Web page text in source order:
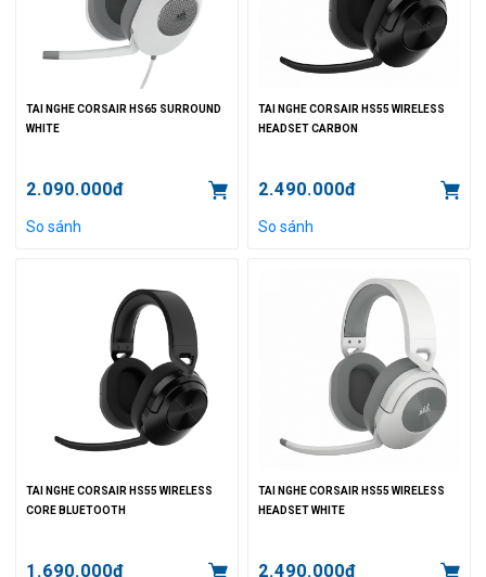
TAI NGHE CORSAIR HS65 SURROUND
WHITE
2.090.000đ
So sánh
TAI NGHE CORSAIR HS55 WIRELESS
HEADSET CARBON
2.490.000đ
So sánh
TAI NGHE CORSAIR HS55 WIRELESS
CORE BLUETOOTH
1.690.000đ
TAI NGHE CORSAIR HS55 WIRELESS
HEADSET WHITE
2.490.000đ